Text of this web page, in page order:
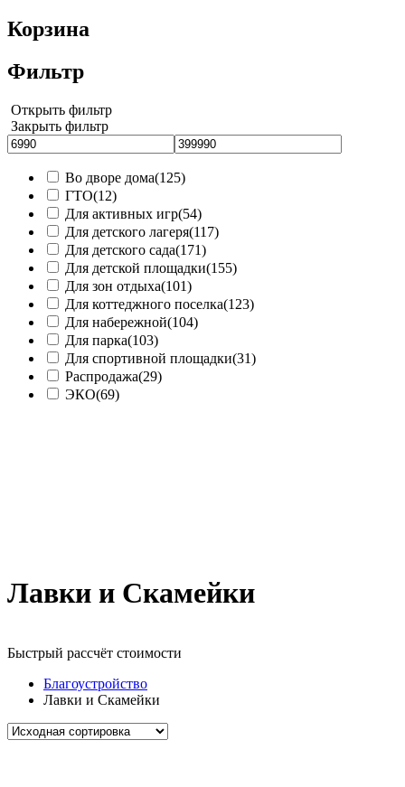
Корзина
Фильтр
Открыть фильтр
Закрыть фильтр
Во дворе дома(125)
ГТО(12)
Для активных игр(54)
Для детского лагеря(117)
Для детского сада(171)
Для детской площадки(155)
Для зон отдыха(101)
Для коттеджного поселка(123)
Для набережной(104)
Для парка(103)
Для спортивной площадки(31)
Распродажа(29)
ЭКО(69)
Лавки и Скамейки
Быстрый рассчёт стоимости
Благоустройство
Лавки и Скамейки